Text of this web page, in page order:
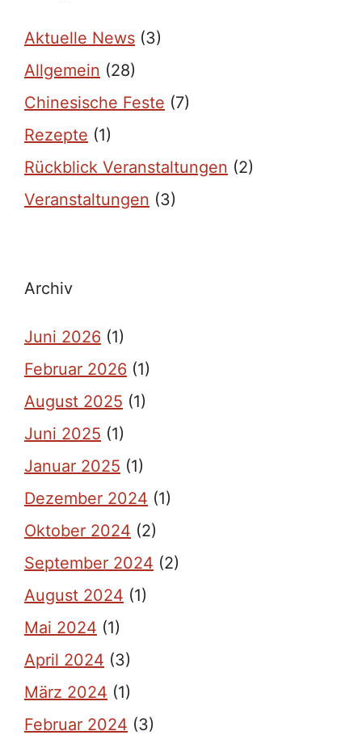
Aktuelle News (3)
Allgemein (28)
Chinesische Feste (7)
Rezepte (1)
Rückblick Veranstaltungen (2)
Veranstaltungen (3)
Archiv
Juni 2026 (1)
Februar 2026 (1)
August 2025 (1)
Juni 2025 (1)
Januar 2025 (1)
Dezember 2024 (1)
Oktober 2024 (2)
September 2024 (2)
August 2024 (1)
Mai 2024 (1)
April 2024 (3)
März 2024 (1)
Februar 2024 (3)